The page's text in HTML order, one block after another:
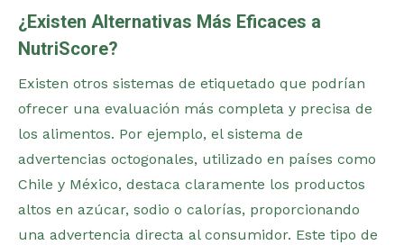
¿Existen Alternativas Más Eficaces a
NutriScore?
Existen otros sistemas de etiquetado que podrían
ofrecer una evaluación más completa y precisa de
los alimentos. Por ejemplo, el sistema de
advertencias octogonales, utilizado en países como
Chile y México, destaca claramente los productos
altos en azúcar, sodio o calorías, proporcionando
una advertencia directa al consumidor. Este tipo de